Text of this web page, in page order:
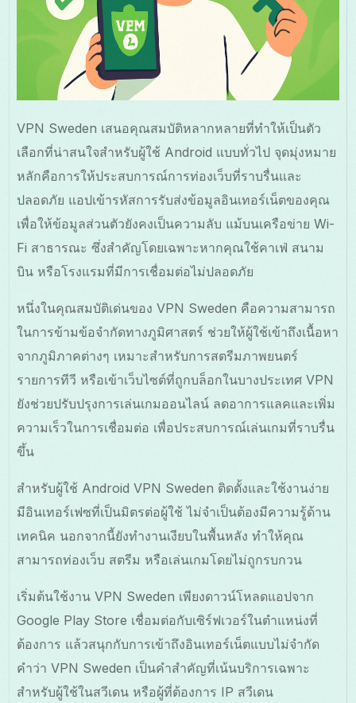
VPN Sweden เสนอคุณสมบัติหลากหลายที่ทำให้เป็นตัว
เลือกที่น่าสนใจสำหรับผู้ใช้ Android แบบทั่วไป จุดมุ่งหมาย
หลักคือการให้ประสบการณ์การท่องเว็บที่ราบรื่นและ
ปลอดภัย แอปเข้ารหัสการรับส่งข้อมูลอินเทอร์เน็ตของคุณ
เพื่อให้ข้อมูลส่วนตัวยังคงเป็นความลับ แม้บนเครือข่าย Wi-
Fi สาธารณะ ซึ่งสำคัญโดยเฉพาะหากคุณใช้คาเฟ่ สนาม
บิน หรือโรงแรมที่มีการเชื่อมต่อไม่ปลอดภัย
หนึ่งในคุณสมบัติเด่นของ VPN Sweden คือความสามารถ
ในการข้ามข้อจำกัดทางภูมิศาสตร์ ช่วยให้ผู้ใช้เข้าถึงเนื้อหา
จากภูมิภาคต่างๆ เหมาะสำหรับการสตรีมภาพยนตร์
รายการทีวี หรือเข้าเว็บไซต์ที่ถูกบล็อกในบางประเทศ VPN
ยังช่วยปรับปรุงการเล่นเกมออนไลน์ ลดอาการแลคและเพิ่ม
ความเร็วในการเชื่อมต่อ เพื่อประสบการณ์เล่นเกมที่ราบรื่น
ขึ้น
สำหรับผู้ใช้ Android VPN Sweden ติดตั้งและใช้งานง่าย
มีอินเทอร์เฟซที่เป็นมิตรต่อผู้ใช้ ไม่จำเป็นต้องมีความรู้ด้าน
เทคนิค นอกจากนี้ยังทำงานเงียบในพื้นหลัง ทำให้คุณ
สามารถท่องเว็บ สตรีม หรือเล่นเกมโดยไม่ถูกรบกวน
เริ่มต้นใช้งาน VPN Sweden เพียงดาวน์โหลดแอปจาก
Google Play Store เชื่อมต่อกับเซิร์ฟเวอร์ในตำแหน่งที่
ต้องการ แล้วสนุกกับการเข้าถึงอินเทอร์เน็ตแบบไม่จำกัด
คำว่า VPN Sweden เป็นคำสำคัญที่เน้นบริการเฉพาะ
สำหรับผู้ใช้ในสวีเดน หรือผู้ที่ต้องการ IP สวีเดน